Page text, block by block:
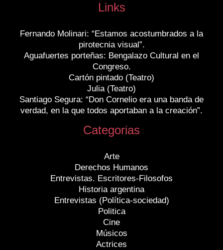
Links
Fernando Molinari: “Estamos acostumbrados a la
pirotecnia visual”.
Aguafuertes porteñas: Bengalazo Cultural en el
Congreso.
Cartón pintado (Teatro)
Julia (Teatro)
Santiago Segura: “Don Cornelio era una banda de
verdad, en la que todos aportaban a la creación”.
Categorias
Arte
Derechos Humanos
Entrevistas. Escritores-Filosofos
Historia argentina
Entrevistas (Política-sociedad)
Politica
Cine
Músicos
Actrices